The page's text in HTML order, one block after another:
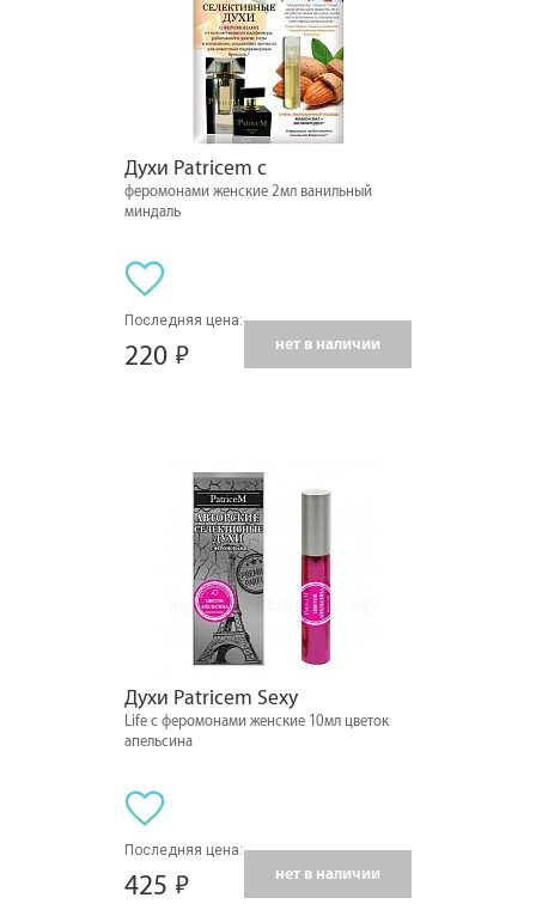
Духи Patricem с
феромонами женские 2мл ванильный
миндаль
Последняя цена:
220 нет в наличии
Духи Patricem Sexy
Life с феромонами женские 10мл цветок
апельсина
Последняя цена:
425 нет в наличии